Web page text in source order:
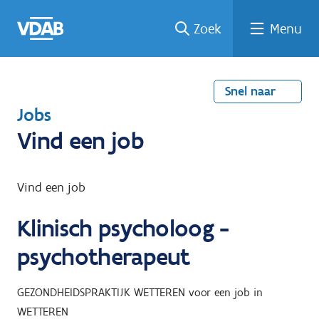
naar
een
een
job
naar
Zoek Menu
Snel naar
T
e
u
n
a
a
r
Jobs
Vind een job
Vind een job
Klinisch psycholoog -
psychotherapeut
GEZONDHEIDSPRAKTIJK WETTEREN voor een job in
WETTEREN